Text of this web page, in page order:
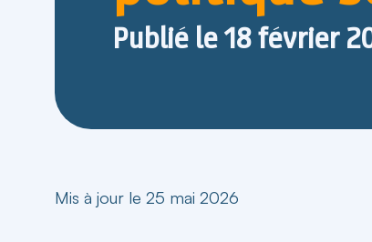
Publié le18 février
Mis à jour le 25 mai 2026